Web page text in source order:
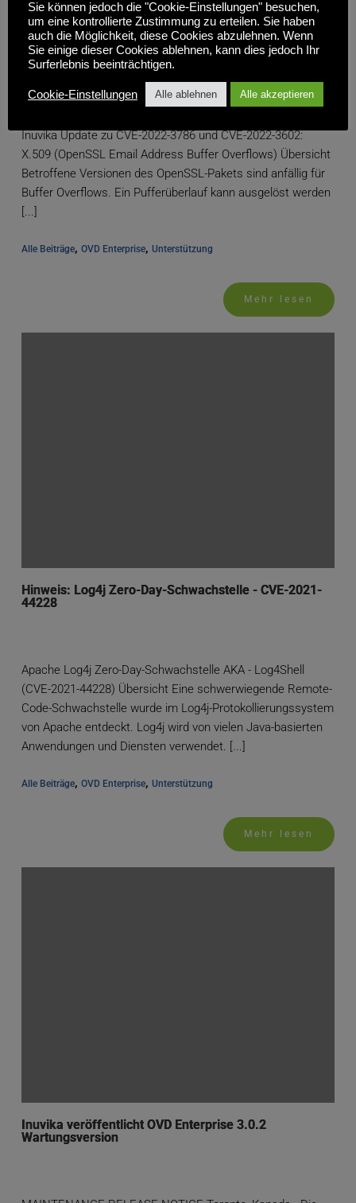
Hinweis: CVE-2022-3786 und CVE-2022-3602:
Pufferüberläufe bei X.509 OpenSSL-E-Mail-Adressen
Inuvika Update zu CVE-2022-3786 und CVE-2022-3602:
X.509 (OpenSSL Email Address Buffer Overflows) Übersicht
Betroffene Versionen des OpenSSL-Pakets sind anfällig für
Buffer Overflows. Ein Pufferüberlauf kann ausgelöst werden
[...]
Alle Beiträge, OVD Enterprise, Unterstützung
Mehr lesen
Hinweis: Log4j Zero-Day-Schwachstelle - CVE-2021-
44228
Apache Log4j Zero-Day-Schwachstelle AKA - Log4Shell
(CVE-2021-44228) Übersicht Eine schwerwiegende Remote-
Code-Schwachstelle wurde im Log4j-Protokollierungssystem
von Apache entdeckt. Log4j wird von vielen Java-basierten
Anwendungen und Diensten verwendet. [...]
Alle Beiträge, OVD Enterprise, Unterstützung
Mehr lesen
Inuvika veröffentlicht OVD Enterprise 3.0.2
Wartungsversion
Sie können jedoch die "Cookie-Einstellungen" besuchen,
um eine kontrollierte Zustimmung zu erteilen. Sie haben
auch die Möglichkeit, diese Cookies abzulehnen. Wenn
Sie einige dieser Cookies ablehnen, kann dies jedoch Ihr
Surferlebnis beeinträchtigen.
Cookie-Einstellungen Alle ablehnen Alle akzeptieren